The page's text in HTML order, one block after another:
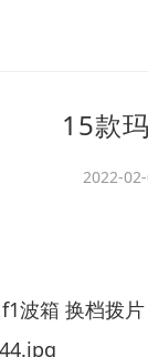
​15款
2022-
波箱 换档拨